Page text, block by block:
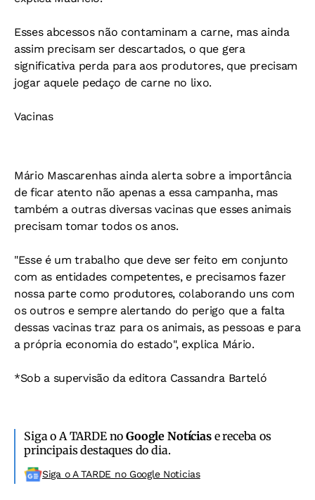
Esses abcessos não contaminam a carne, mas ainda
assim precisam ser descartados, o que gera
significativa perda para aos produtores, que precisam
jogar aquele pedaço de carne no lixo.
Vacinas
Mário Mascarenhas ainda alerta sobre a importância
de ficar atento não apenas a essa campanha, mas
também a outras diversas vacinas que esses animais
precisam tomar todos os anos.
"Esse é um trabalho que deve ser feito em conjunto
com as entidades competentes, e precisamos fazer
nossa parte como produtores, colaborando uns com
os outros e sempre alertando do perigo que a falta
dessas vacinas traz para os animais, as pessoas e para
a própria economia do estado", explica Mário.
*Sob a supervisão da editora Cassandra Barteló
Siga o A TARDE noGoogle Notíciase receba os
principais destaques do dia.
Siga o A TARDE no Google Noticias